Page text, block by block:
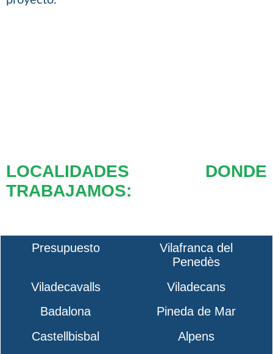
LOCALIDADES DONDE
TRABAJAMOS:
Presupuesto
Vilafranca del
Penedès
Viladecavalls
Viladecans
Badalona
Pineda de Mar
Castellbisbal
Alpens